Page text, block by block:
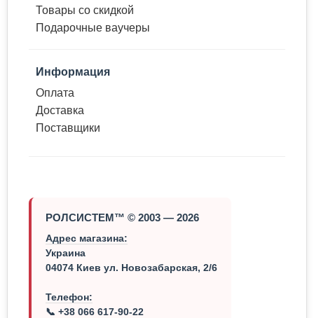
Товары со скидкой
Подарочные ваучеры
Информация
Оплата
Доставка
Поставщики
РОЛСИСТЕМ™ © 2003 — 2026
Адрес магазина:
Украина
04074 Киев ул. Новозабарская, 2/6
Телефон:
📞 +38 066 617-90-22